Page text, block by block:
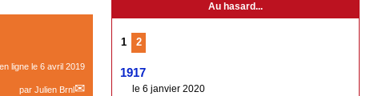
ligne le 6 avril 2019
par Julien Brnl
Au hasard...
1 2
1917
le 6 janvier 2020